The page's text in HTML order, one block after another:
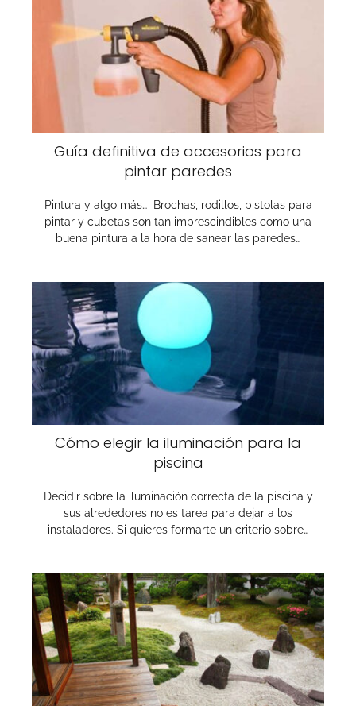
Guía definitiva de accesorios para
pintar paredes
Pintura y algo más… Brochas, rodillos, pistolas para
pintar y cubetas son tan imprescindibles como una
buena pintura a la hora de sanear las paredes…
Cómo elegir la iluminación para la
piscina
Decidir sobre la iluminación correcta de la piscina y
sus alrededores no es tarea para dejar a los
instaladores. Si quieres formarte un criterio sobre…